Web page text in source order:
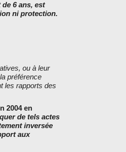
6 ans, est
ni protection.
ou à leur
préférence
les rapports des
2004 en
de tels actes
inversée
aux